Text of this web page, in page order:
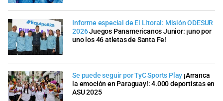
Informe especial de El Litoral: Misión ODESUR
2026Juegos Panamericanos Junior: ¡uno por
uno los 46 atletas de Santa Fe!
Se puede seguir por TyC Sports Play ¡Arranca
la emoción en Paraguay!: 4.000 deportistas en
ASU 2025